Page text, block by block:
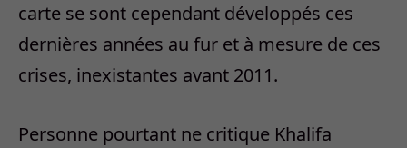
carte se sont cependant développés ces
dernières années au fur et à mesure de ces
crises, inexistantes avant 2011.
Personne pourtant ne critique Khalifa